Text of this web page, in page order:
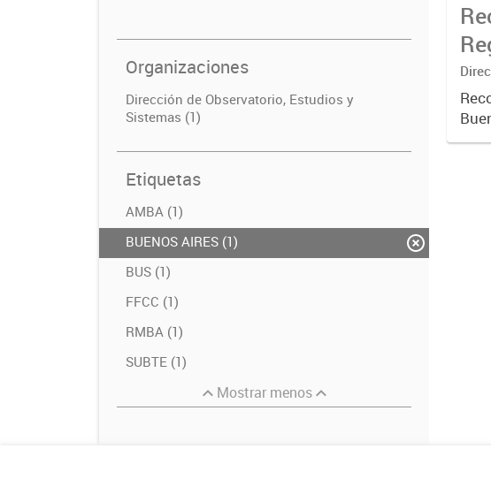
Organizaciones
Dirección de Observatorio, Estudios y
Sistemas (1)
Etiquetas
AMBA (1)
BUENOS AIRES (1)
BUS (1)
FFCC (1)
RMBA (1)
SUBTE (1)
Mostrar menos